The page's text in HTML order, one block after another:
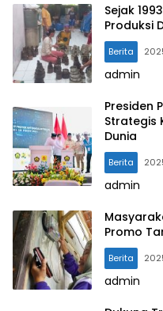
Sejak
Produksi
Berita
admin
Presiden
Strategis
Dunia
Berita
admin
Promo
Berita
admin